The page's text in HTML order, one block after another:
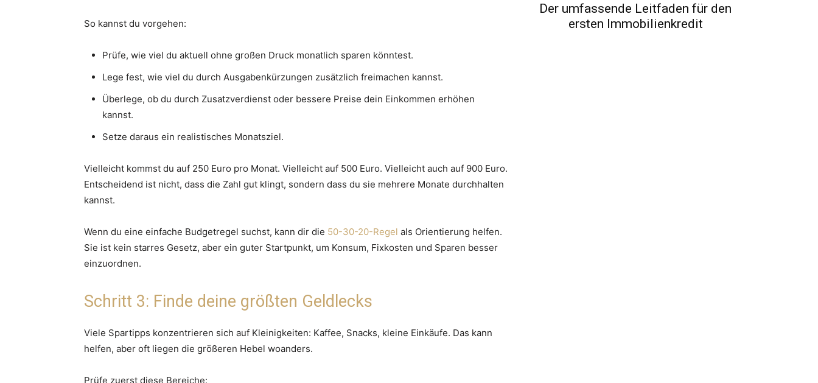
So kannst du vorgehen:
Prüfe, wie viel du aktuell ohne großen Druck monatlich sparen könntest.
Lege fest, wie viel du durch Ausgabenkürzungen zusätzlich freimachen kannst.
Überlege, ob du durch Zusatzverdienst oder bessere Preise dein Einkommen erhöhen
kannst.
Setze daraus ein realistisches Monatsziel.
Vielleicht kommst du auf 250 Euro pro Monat. Vielleicht auf 500 Euro. Vielleicht auch auf 900 Euro.
Entscheidend ist nicht, dass die Zahl gut klingt, sondern dass du sie mehrere Monate durchhalten
kannst.
Wenn du eine einfache Budgetregel suchst, kann dir die 50-30-20-Regel als Orientierung helfen.
Sie ist kein starres Gesetz, aber ein guter Startpunkt, um Konsum, Fixkosten und Sparen besser
einzuordnen.
Schritt 3: Finde deine größten Geldlecks
Viele Spartipps konzentrieren sich auf Kleinigkeiten: Kaffee, Snacks, kleine Einkäufe. Das kann
helfen, aber oft liegen die größeren Hebel woanders.
Prüfe zuerst diese Bereiche:
Der umfassende Leitfaden für den
ersten Immobilienkredit